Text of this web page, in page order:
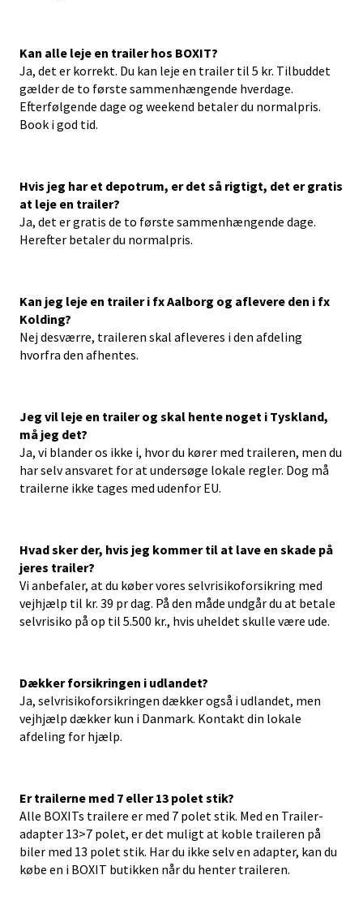
Kan alle leje en trailer hos BOXIT?
Ja, det er korrekt. Du kan leje en trailer til 5 kr. Tilbuddet
gælder de to første sammenhængende hverdage.
Efterfølgende dage og weekend betaler du normalpris.
Book i god tid.
Hvis jeg har et depotrum, er det så rigtigt, det er gratis
at leje en trailer?
Ja, det er gratis de to første sammenhængende dage.
Herefter betaler du normalpris.
Kan jeg leje en trailer i fx Aalborg og aflevere den i fx
Kolding?
Nej desværre, traileren skal afleveres i den afdeling
hvorfra den afhentes.
Jeg vil leje en trailer og skal hente noget i Tyskland,
må jeg det?
Ja, vi blander os ikke i, hvor du kører med traileren, men du
har selv ansvaret for at undersøge lokale regler. Dog må
trailerne ikke tages med udenfor EU.
Hvad sker der, hvis jeg kommer til at lave en skade på
jeres trailer?
Vi anbefaler, at du køber vores selvrisikoforsikring med
vejhjælp til kr. 39 pr dag. På den måde undgår du at betale
selvrisiko på op til 5.500 kr., hvis uheldet skulle være ude.
Dækker forsikringen i udlandet?
Ja, selvrisikoforsikringen dækker også i udlandet, men
vejhjælp dækker kun i Danmark. Kontakt din lokale
afdeling for hjælp.
Er trailerne med 7 eller 13 polet stik?
Alle BOXITs trailere er med 7 polet stik. Med en Trailer-
adapter 13>7 polet, er det muligt at koble traileren på
biler med 13 polet stik. Har du ikke selv en adapter, kan du
købe en i BOXIT butikken når du henter traileren.